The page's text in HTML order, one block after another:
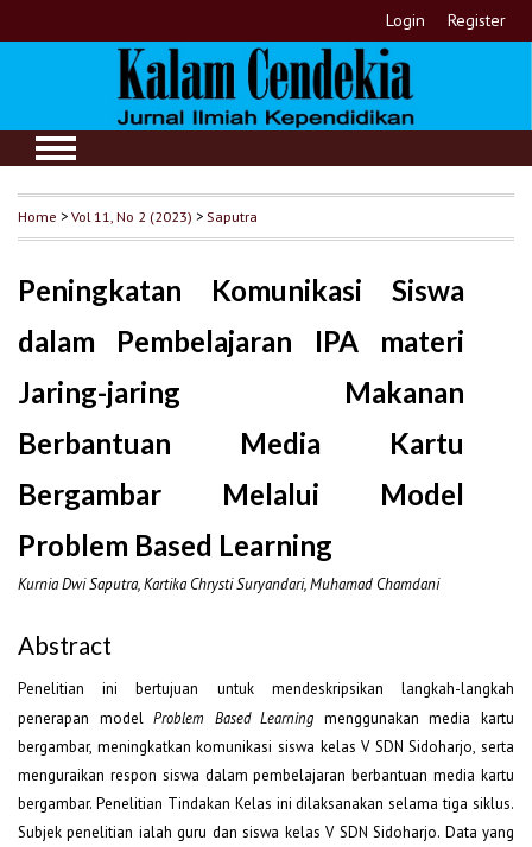
Login Register
Home >Vol 11, No 2 (2023) >Saputra
Peningkatan Komunikasi Siswa
dalam Pembelajaran IPA materi
Jaring-jaring Makanan
Berbantuan Media Kartu
Bergambar Melalui Model
Problem Based Learning
Kurnia Dwi Saputra, Kartika Chrysti Suryandari, Muhamad Chamdani
Abstract
Penelitian ini bertujuan untuk mendeskripsikan langkah-langkah
penerapan modelProblem Based Learning menggunakan media kartu
bergambar, meningkatkan komunikasi siswa kelas V SDN Sidoharjo, serta
menguraikan respon siswa dalam pembelajaran berbantuan media kartu
bergambar. Penelitian Tindakan Kelas ini dilaksanakan selama tiga siklus.
Subjek penelitian ialah guru dan siswa kelas V SDN Sidoharjo. Data yang